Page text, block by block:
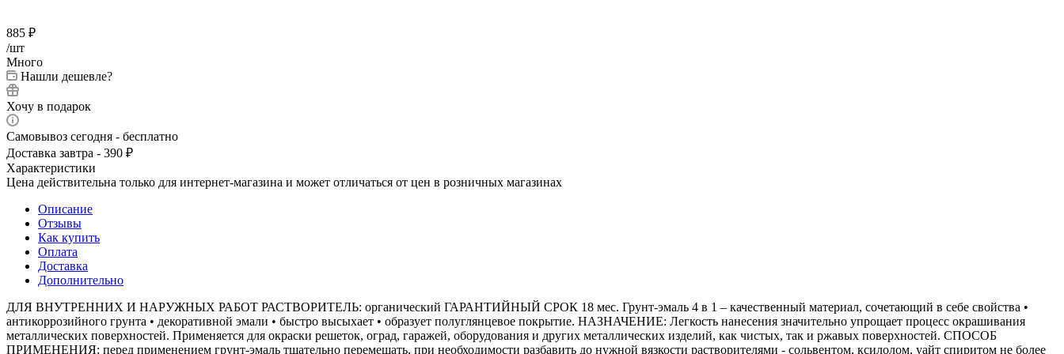
885 ₽
/шт
Много
Нашли дешевле?
Хочу в подарок
Самовывоз сегодня - бесплатно
Доставка завтра - 390 ₽
Характеристики
Цена действительна только для интернет-магазина и может отличаться от цен в розничных магазинах
Описание
Отзывы
Как купить
Оплата
Доставка
Дополнительно
ДЛЯ ВНУТРЕННИХ И НАРУЖНЫХ РАБОТ РАСТВОРИТЕЛЬ: органический ГАРАНТИЙНЫЙ СРОК 18 мес. Грунт-эмаль 4 в 1 – качественный материал, сочетающий в себе свойства •
антикоррозийного грунта • декоративной эмали • быстро высыхает • образует полуглянцевое покрытие. НАЗНАЧЕНИЕ: Легкость нанесения значительно упрощает процесс окрашивания
металлических поверхностей. Применяется для окраски решеток, оград, гаражей, оборудования и других металлических изделий, как чистых, так и ржавых поверхностей. СПОСОБ
ПРИМЕНЕНИЯ: перед применением грунт-эмаль тщательно перемешать, при необходимости разбавить до нужной вязкости растворителями - сольвентом, ксилолом, уайт спиритом не более